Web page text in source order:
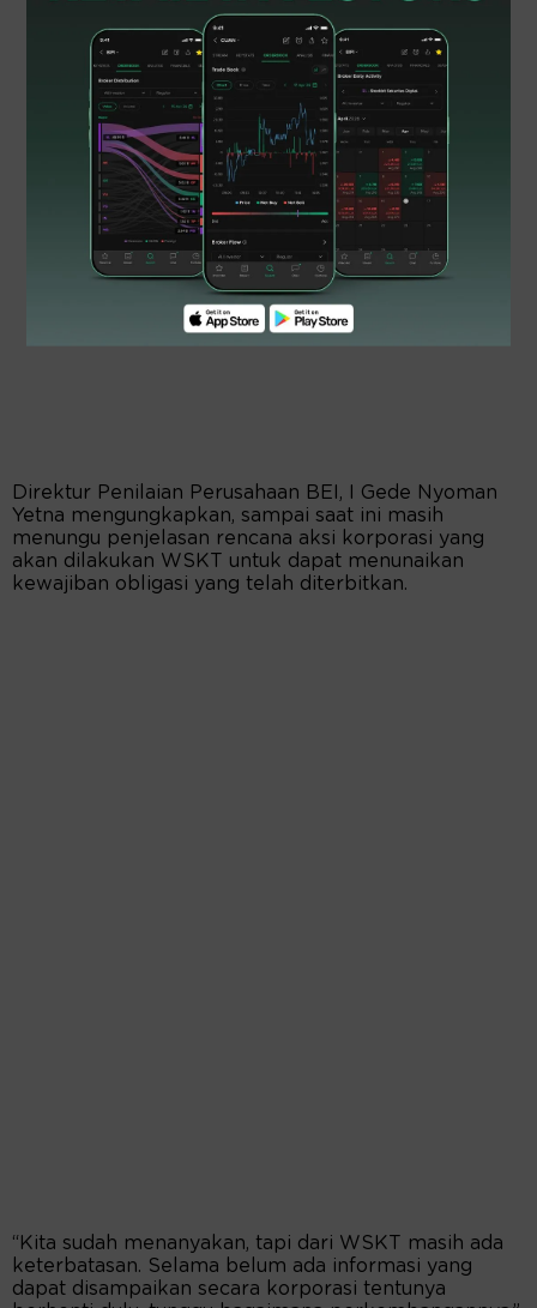
Direktur Penilaian Perusahaan BEI, I Gede Nyoman
Yetna mengungkapkan, sampai saat ini masih
menungu penjelasan rencana aksi korporasi yang
akan dilakukan WSKT untuk dapat menunaikan
kewajiban obligasi yang telah diterbitkan.
“Kita sudah menanyakan, tapi dari WSKT masih ada
keterbatasan. Selama belum ada informasi yang
dapat disampaikan secara korporasi tentunya